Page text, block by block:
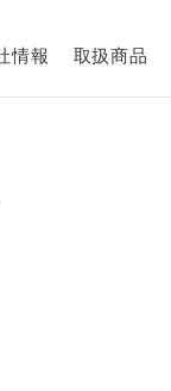
情報 取扱商品